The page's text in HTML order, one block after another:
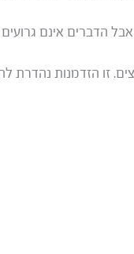
אבל הדברים אינם
זו הזדמנות